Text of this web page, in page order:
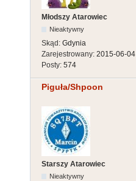
Młodszy Atarowiec
Nieaktywny
Skąd: Gdynia
Zarejestrowany: 2015-06-04
Posty: 574
Piguła/Shpoon
Starszy Atarowiec
Nieaktywny